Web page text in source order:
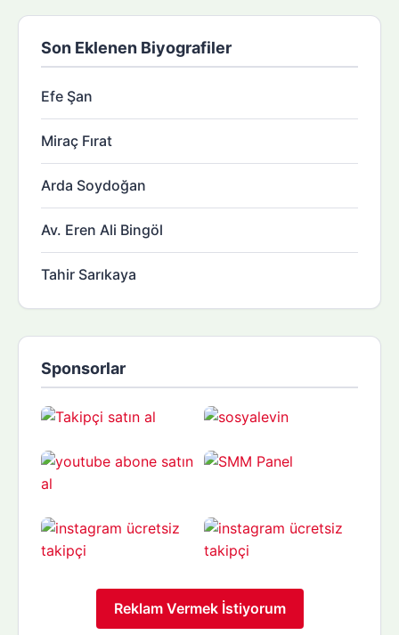
Son Eklenen Biyografiler
Efe Şan
Miraç Fırat
Arda Soydoğan
Av. Eren Ali Bingöl
Tahir Sarıkaya
Sponsorlar
Reklam Vermek İstiyorum